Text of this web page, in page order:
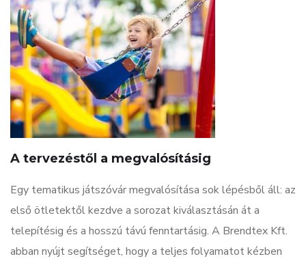
A tervezéstől a megvalósításig
Egy tematikus játszóvár megvalósítása sok lépésből áll: az
első ötletektől kezdve a sorozat kiválasztásán át a
telepítésig és a hosszú távú fenntartásig. A Brendtex Kft.
abban nyújt segítséget, hogy a teljes folyamatot kézben